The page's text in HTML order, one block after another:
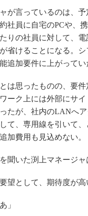
が言っているのは、
社員に自宅のPCや、
りの社員に対して、
省けることになる。
追加要件に上がってい
は思ったものの、要
ーク上には外部にサ
たが、社内のLANへ
て、専用線を引いて
加費用も見込めない。
聞いた渕上マネージャ
望として、期待度が高
」